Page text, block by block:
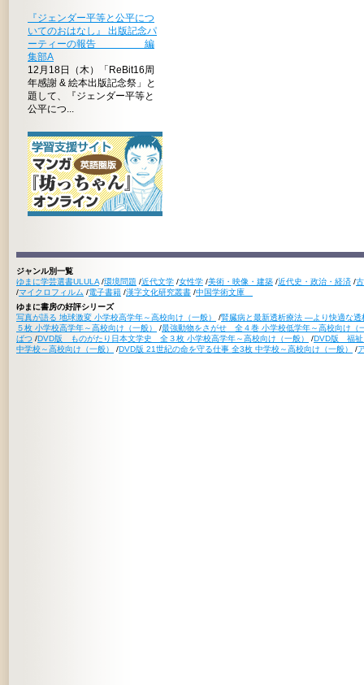
『ジェンダー平等と公平につ
いてのおはなし』 出版記念パ
ーティーの報告 編
集部A
12月18日（木）「ReBit16周
年感謝 & 絵本出版記念祭」と
題して、『ジェンダー平等と
公平につ...
ジャンル別一覧
ゆまに学芸選書ULULA /環境問題 /近代文学 /女性学 /美術・映像・建築 /近代史・政治・経済 /
/マイクロフィルム /電子書籍 /漢字文化研究叢書 /中国学術文庫
ゆまに書房の好評シリーズ
写真が語る 地球激変 小学校高学年～高校向け（一般）
/腎臓病と最新透析療法 ―より快適な
５枚 小学校高学年～高校向け（一般）
/最強動物をさがせ 全４巻 小学校低学年～高校向け（
ばつ /DVD版 ものがたり日本文学史 全３枚 小学校高学年～高校向け（一般） /DVD版 福祉
中学校～高校向け（一般）
/DVD版 21世紀の命を守る仕事 全3枚 中学校～高校向け（一般） /